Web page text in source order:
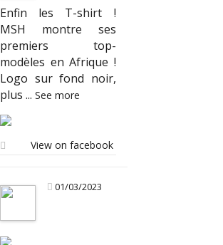
Enfin les T-shirt !
MSH montre ses
premiers top-
modèles en Afrique !
Logo sur fond noir,
plus...See more
View on facebook
01/03/2023